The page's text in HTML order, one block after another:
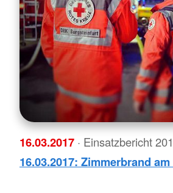
16.03.2017 · Einsatzbericht
16.03.2017: Zimmerbrand